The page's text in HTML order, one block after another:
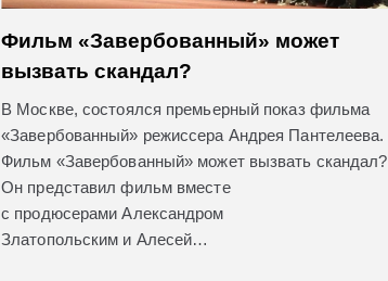
Фильм «Завербованный» может
вызвать скандал?
В Москве, состоялся премьерный показ фильма
«Завербованный» режиссера Андрея Пантелеева.
Фильм «Завербованный» может вызвать скандал?
Он представил фильм вместе
с продюсерами Александром
Златопольским и Алесей…